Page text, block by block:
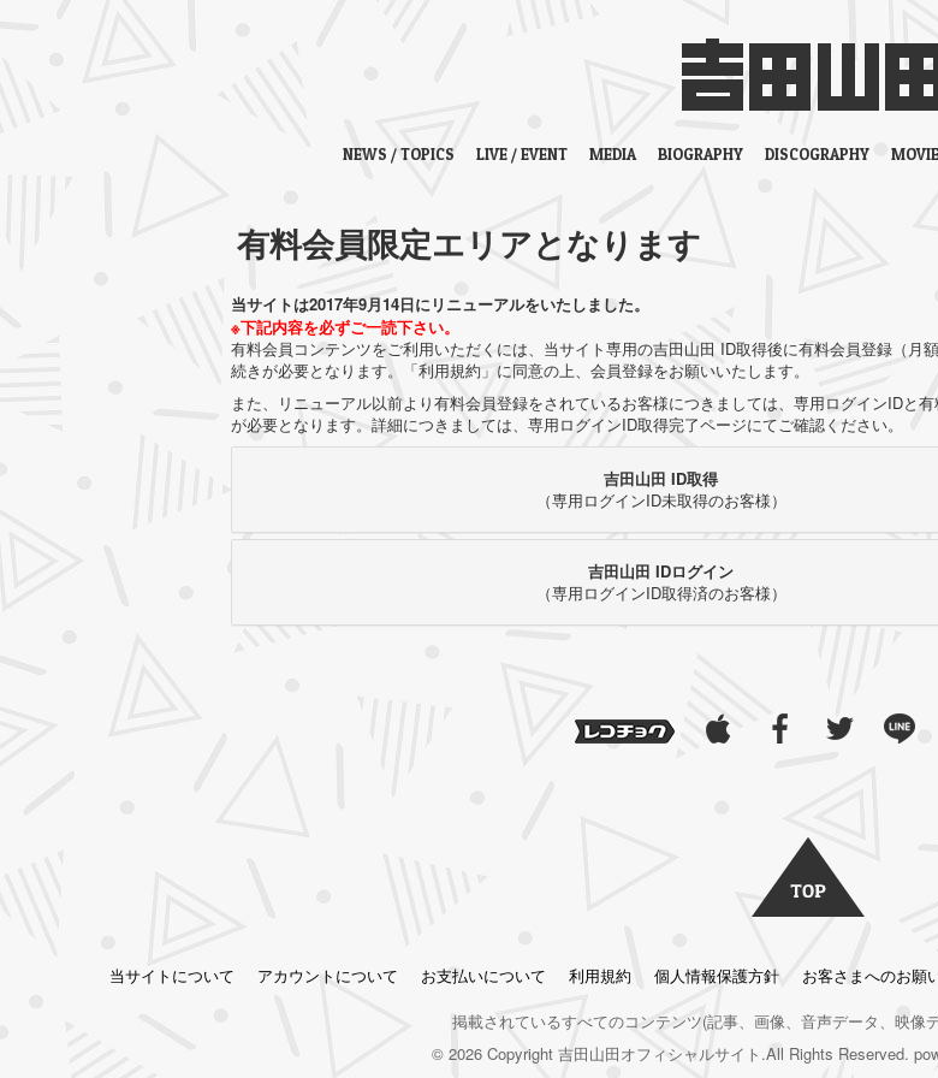
NEWS / TOPICS LIVE / EVENT MEDIA BIOGRAPHY DISCOGRAPHY MOVIE
有料会員限定エリアとなります
当サイトは2017年9月14日にリニューアルをいたしました。
※下記内容を必ずご一読下さい。
有料会員コンテンツをご利用いただくには、当サイト専用の吉田山田 ID取得後に有料会員登録（月
続きが必要となります。「利用規約」に同意の上、会員登録をお願いいたします。
また、リニューアル以前より有料会員登録をされているお客様につきましては、専用ログインIDと
が必要となります。詳細につきましては、専用ログインID取得完了ページにてご確認ください。
吉田山田 ID取得
（専用ログインID未取得のお客様）
吉田山田 IDログイン
（専用ログインID取得済のお客様）
当サイトについて アカウントについて お支払いについて 利用規約 個人情報保護方針 お客さまへのお願
掲載されているすべてのコンテンツ(記事、画像、音声データ、映像
© 2026 Copyright 吉田山田オフィシャルサイト.All Rights Reserved.